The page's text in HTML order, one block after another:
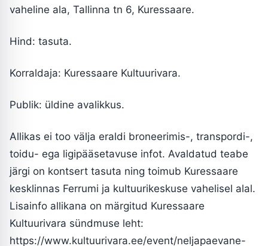
vaheline ala, Tallinna tn 6, Kuressaare.
Hind: tasuta.
Korraldaja: Kuressaare Kultuurivara.
Publik: üldine avalikkus.
Allikas ei too välja eraldi broneerimis-, transpordi-,
toidu- ega ligipääsetavuse infot. Avaldatud teabe
järgi on kontsert tasuta ning toimub Kuressaare
kesklinnas Ferrumi ja kultuurikeskuse vahelisel alal.
Lisainfo allikana on märgitud Kuressaare
Kultuurivara sündmuse leht:
https://www.kultuurivara.ee/event/neljapaevane-